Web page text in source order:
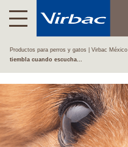
Productos para perros y gatos | Virbac México
tiembla cuando escucha...